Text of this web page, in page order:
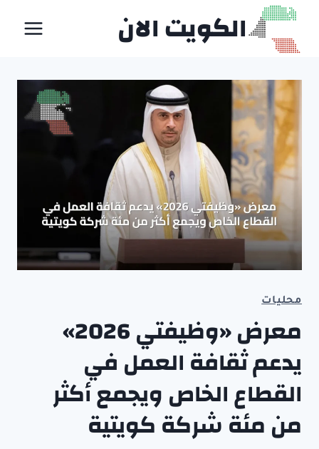
التجاوز
المحتوى
الكويت الان
محليات
معرض «وظيفتي 2026»
يدعم ثقافة العمل في
القطاع الخاص ويجمع أكثر
من مئة شركة كويتية